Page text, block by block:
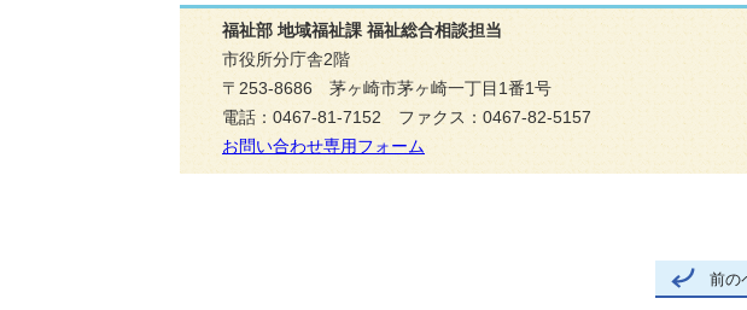
福祉部 地域福祉課 福祉総合相談担当
市役所分庁舎2階
〒253-8686 茅ヶ崎市茅ヶ崎一丁目1番1号
電話：0467-81-7152 ファクス：0467-82-5157
お問い合わせ専用フォーム
前の